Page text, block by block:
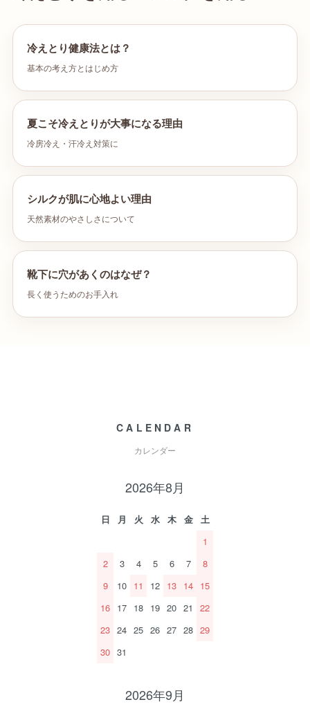
冷えとり健康法とは？
基本の考え方とはじめ方
夏こそ冷えとりが大事になる理由
冷房冷え・汗冷え対策に
シルクが肌に心地よい理由
天然素材のやさしさについて
靴下に穴があくのはなぜ？
長く使うためのお手入れ
CALENDAR
カレンダー
2026年8月
日 月 火 水 木 金
土
1
2
3 4 5 6 7
8
9
10 11 12 13 14 15
16 17 18 19 20 21
22
23 24 25 26 27 28 29
30 31
2026年9月